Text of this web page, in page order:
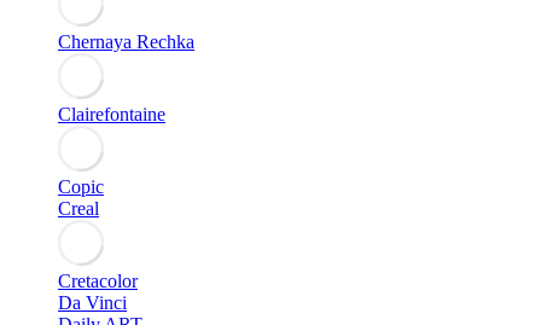
Chernaya Rechka
Clairefontaine
Copic
Creal
Cretacolor
Da Vinci